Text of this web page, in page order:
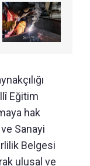
Eğitim
hak
Sanayi
Belgesi
ulusal ve